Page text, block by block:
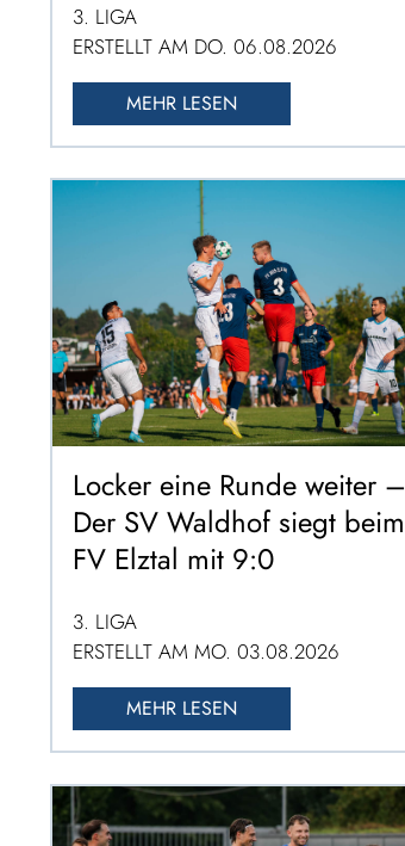
3. LIGA
ERSTELLT AM DO. 06.08.2026
MEHR LESEN
Locker eine Runde weiter –
Der SV Waldhof siegt beim
FV Elztal mit 9:0
3. LIGA
ERSTELLT AM MO. 03.08.2026
MEHR LESEN